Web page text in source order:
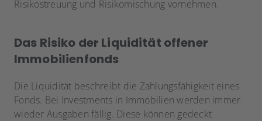
Risikostreuung und Risikomischung vornehmen.
Das Risiko der Liquidität offener
Immobilienfonds
Die Liquidität beschreibt die Zahlungsfähigkeit eines
Fonds. Bei Investments in Immobilien werden immer
wieder Ausgaben fällig. Diese können gedeckt